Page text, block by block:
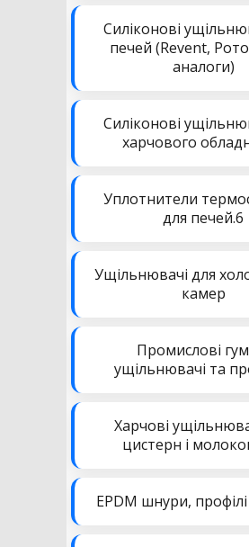
Силіконові
печей (Revent,
аналоги)
Силіконові
харчового
Уплотнители
для печей.6
Ущільнювачі для
камер
Промислові
ущільнювачі та
Харчові
цистерн і
EPDM шнури, профілі